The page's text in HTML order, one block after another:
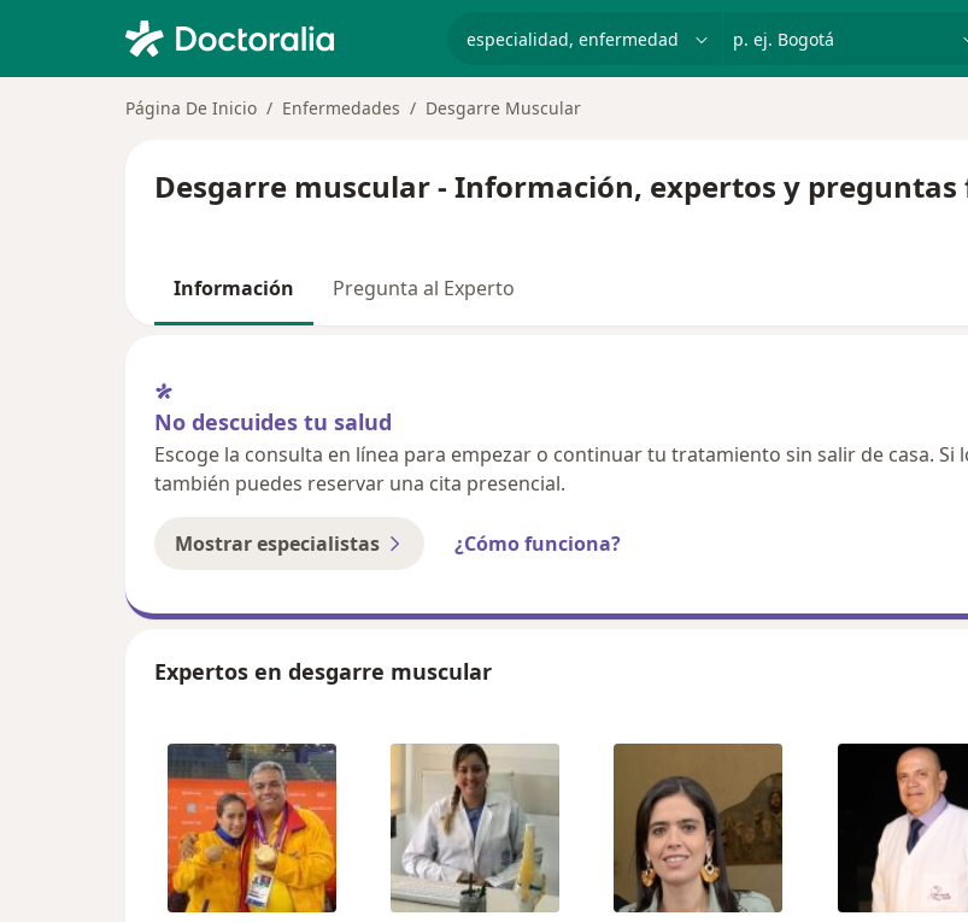
p. ej. Bogotá
Página De Inicio Enfermedades Desgarre Muscular
Desgarre muscular - Información, expertos y preguntas
Información Pregunta al Experto
No descuides tu salud
Escoge la consulta en línea para empezar o continuar tu tratamiento sin salir de casa. Si
también puedes reservar una cita presencial.
Mostrar especialistas ¿Cómo funciona?
Expertos en desgarre muscular